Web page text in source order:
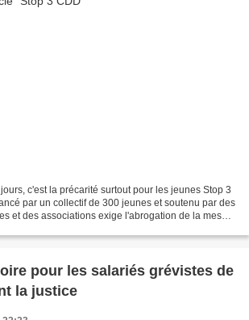
c'est la précarité surtout pour les jeunes Stop 3
par un collectif de 300 jeunes et soutenu par des
et des associations exige l'abrogation de la mesure
pour les salariés grévistes de
la justice